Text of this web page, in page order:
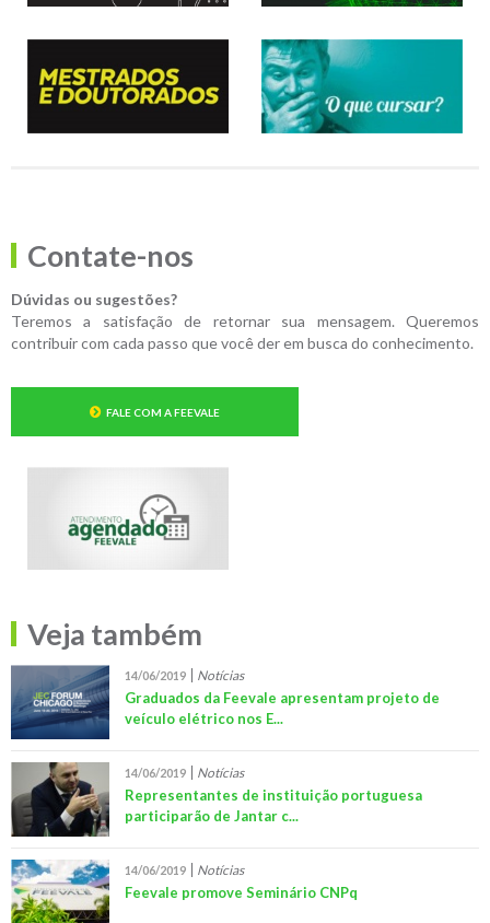
Contate-nos
Dúvidas ou sugestões?
Teremos a satisfação de retornar sua mensagem. Queremos
contribuir com cada passo que você der em busca do conhecimento.
FALE COM A FEEVALE
Veja também
14/06/2019 Notícias
Graduados da Feevale apresentam projeto de
veículo elétrico nos E...
14/06/2019 Notícias
Representantes de instituição portuguesa
participarão de Jantar c...
14/06/2019 Notícias
Feevale promove Seminário CNPq